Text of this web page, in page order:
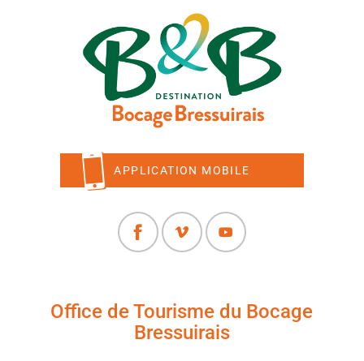
APPLICATION MOBILE
Office de Tourisme du Bocage
Bressuirais